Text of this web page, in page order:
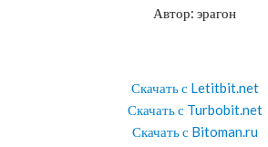
Автор: эрагон
Скачать с Letitbit.net
Скачать с Turbobit.net
Скачать с Bitoman.ru